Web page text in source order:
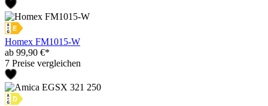
Homex FM1015-W
ab 99,90 €*
7 Preise vergleichen